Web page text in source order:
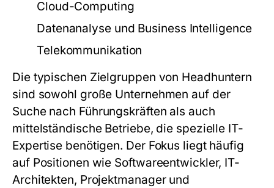
Cloud-Computing
Datenanalyse und Business Intelligence
Telekommunikation
Die typischen Zielgruppen von Headhuntern
sind sowohl große Unternehmen auf der
Suche nach Führungskräften als auch
mittelständische Betriebe, die spezielle IT-
Expertise benötigen. Der Fokus liegt häufig
auf Positionen wie Softwareentwickler, IT-
Architekten, Projektmanager und